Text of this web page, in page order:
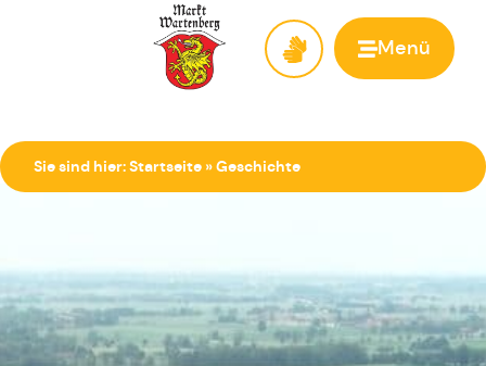
Menü
Sie sind hier:Startseite »Geschichte